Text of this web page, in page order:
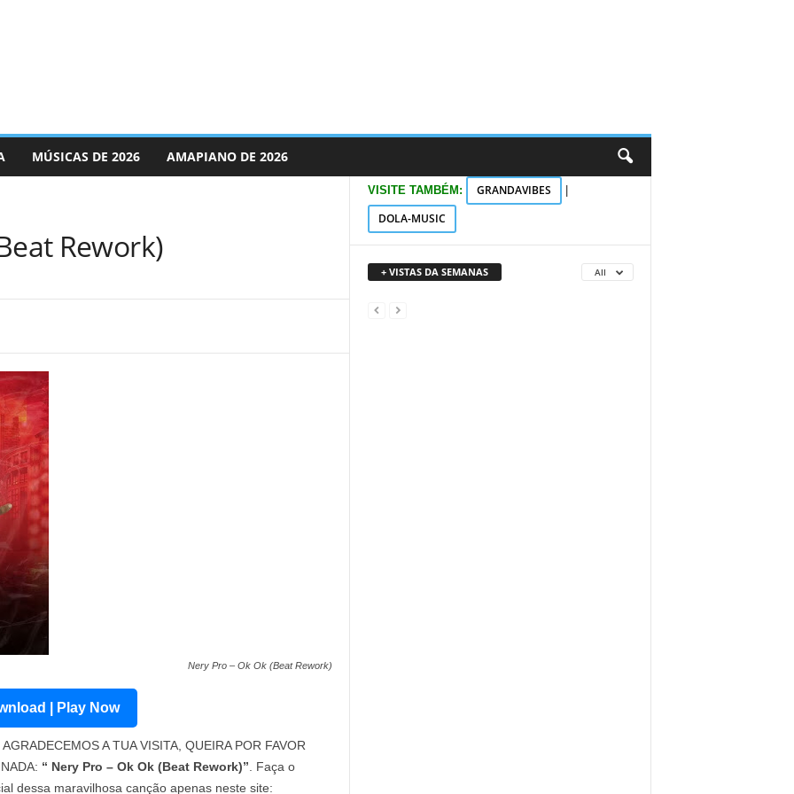
MÚSICAS DE 2026 AMAPIANO DE 2026
Rework)
Nery Pro – Ok Ok (Beat Rework)
| Play Now
A TUA VISITA, QUEIRA POR FAVOR
“ Nery Pro – Ok Ok (Beat Rework)” . Faça o
dessa maravilhosa canção apenas neste site:
VISITE TAMBÉM: GRANDAVIBES
DOLA-MUSIC
+ VISTAS DA SEMANAS All